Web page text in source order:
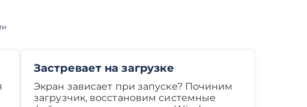
Застревает на загрузке
Экран зависает при запуске? Починим
загрузчик, восстановим системные